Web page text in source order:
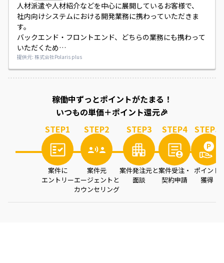
人材派遣や人材紹介などを中心に展開しているお客様で、
社内向けシステムにおける開発業務に携わっていただきま
す。
バックエンド・フロントエンド、どちらの業務にも携わって
いただくため
幅広く経験を付けられるかと思います。
お客様プロパーとパートナーの垣根もなく、雰囲気も良い現
場です。
設計から一人称で自走できる、SEクラス以上の方を探して
サインの可能性もございます）
提供元: 株式会社Polaris plus
稼働中ずっとポイントがたまる！
いつもの単価＋ポイント還元🎉
STEP1
案件に
エントリー
STEP2
案件元
エージェントと
カウンセリング
STEP3
案件発注元と
面談
STEP4
案件受注・
契約申請
STEP5
ポイント
獲得